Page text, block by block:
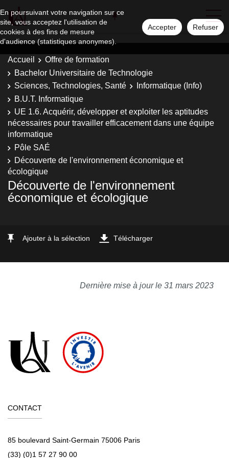
En poursuivant votre navigation sur ce
site, vous acceptez l'utilisation de
cookies à des fins de mesure
d'audience (statistiques anonymes).
Accepter Refuser
Accueil
Offre de formation
Bachelor Universitaire de Technologie
Sciences, Technologies, Santé
Informatique (Info)
B.U.T. Informatique
UE 1.6. Acquérir, développer et exploiter les aptitudes
nécessaires pour travailler efficacement dans une équipe
informatique
Pôle SAÉ
Découverte de l'environnement économique et
écologique
Découverte de l'environnement
économique et écologique
Ajouter à la sélection Télécharger
Dernière mise à jour le 31 mars 2023
CONTACT
85 boulevard Saint-Germain 75006 Paris
(33) (0)1 57 27 90 00